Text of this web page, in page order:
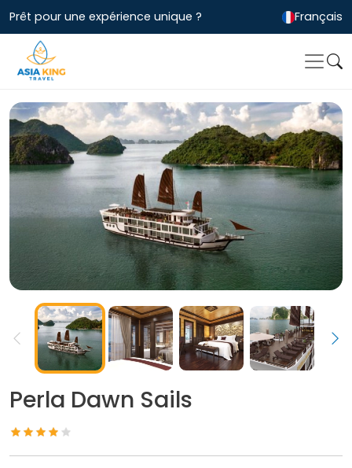
Prêt pour une expérience unique ? Français
Perla Dawn Sails